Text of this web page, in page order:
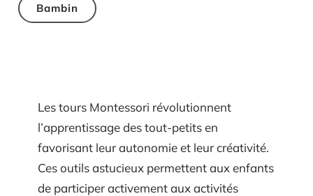
Bambin
Les tours Montessori révolutionnent
l’apprentissage des tout-petits en
favorisant leur autonomie et leur créativité.
Ces outils astucieux permettent aux enfants
de participer activement aux activités